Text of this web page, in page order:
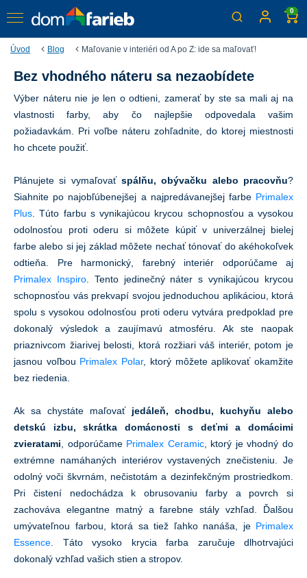
0
Úvod Blog Maľovanie v interiéri od A po Z: ide sa maľovať!
Maľovanie v interiéri od A po
Z: ide sa maľovať!
Nábytok presunutý, podlaha zakrytá, steny umyté,
spravené a napenetrované – ak máte splnený svoj to-do
Bez vhodného náteru sa nezaobídete
Výber náteru nie je len o odtieni, zamerať by ste sa mali aj na
vlastnosti farby, aby čo najlepšie odpovedala vašim
požiadavkám. Pri voľbe náteru zohľadnite, do ktorej miestnosti
ho chcete použiť.
Plánujete si vymaľovať spálňu, obývačku alebo pracovňu?
Siahnite po najobľúbenejšej a najpredávanejšej farbe Primalex
Plus . Túto farbu s vynikajúcou krycou schopnosťou a vysokou
odolnosťou proti oderu si môžete kúpiť v univerzálnej bielej
farbe alebo si jej základ môžete nechať tónovať do akéhokoľvek
odtieňa. Pre harmonický, farebný interiér odporúčame aj
Primalex Inspiro. Tento jedinečný náter s vynikajúcou krycou
schopnosťou vás prekvapí svojou jednoduchou aplikáciou, ktorá
spolu s vysokou odolnosťou proti oderu vytvára predpoklad pre
dokonalý výsledok a zaujímavú atmosféru. Ak ste naopak
priaznivcom žiarivej belosti, ktorá rozžiari váš interiér, potom je
jasnou voľbou Primalex Polar, ktorý môžete aplikovať okamžite
bez riedenia.
Ak sa chystáte maľovať jedáleň, chodbu, kuchyňu alebo
detskú izbu, skrátka domácnosti s deťmi a domácimi
zvieratami , odporúčame Primalex Ceramic, ktorý je vhodný do
extrémne namáhaných interiérov vystavených znečisteniu. Je
odolný voči škvrnám, nečistotám a dezinfekčným prostriedkom.
Pri čistení nedochádza k obrusovaniu farby a povrch si
zachováva elegantne matný a farebne stály vzhľad. Ďalšou
umývateľnou farbou, ktorá sa tiež ľahko nanáša, je Primalex
Essence . Táto vysoko krycia farba zaručuje dlhotrvajúci
dokonalý vzhľad vašich stien a stropov.